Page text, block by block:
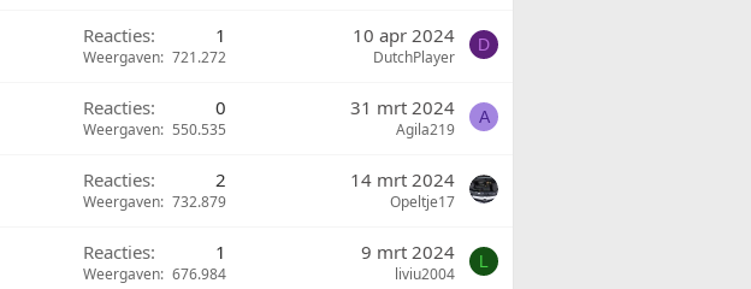
Reacties 1
Weergaven 721.272
10 apr 2024
DutchPlayer
D
Reacties 0
Weergaven 550.535
31 mrt 2024
Agila219
A
Reacties 2
Weergaven 732.879
14 mrt 2024
Opeltje17
Reacties 1
Weergaven 676.984
9 mrt 2024
liviu2004
L